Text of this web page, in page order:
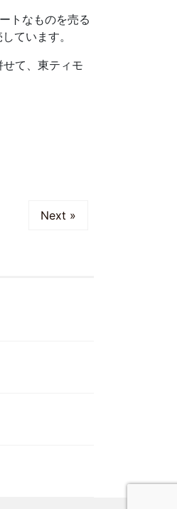
トなものを売る
ています。
て、東ティモ
Next »